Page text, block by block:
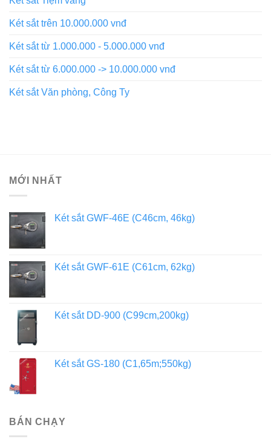
Két sắt trên 10.000.000 vnđ
Két sắt từ 1.000.000 - 5.000.000 vnđ
Két sắt từ 6.000.000 -> 10.000.000 vnđ
Két sắt Văn phòng, Công Ty
MỚI NHẤT
Két sắt GWF-46E (C46cm, 46kg)
Két sắt GWF-61E (C61cm, 62kg)
Két sắt DD-900 (C99cm,200kg)
Két sắt GS-180 (C1,65m;550kg)
BÁN CHẠY